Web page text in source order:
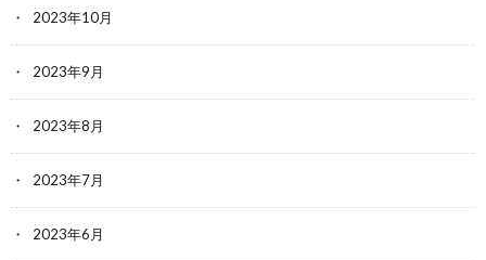
2023年10月
2023年9月
2023年8月
2023年7月
2023年6月